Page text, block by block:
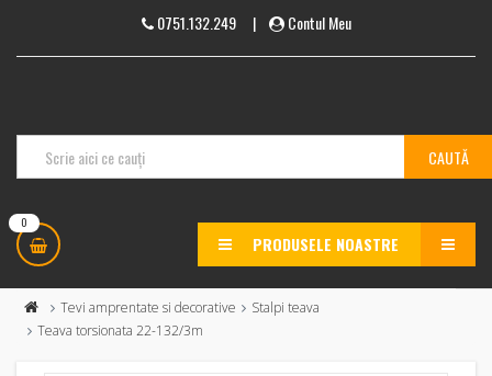
0751.132.249| Contul Meu
0
PRODUSELE NOASTRE MENU
Tevi amprentate si decorative
Stalpi teava
Teava torsionata 22-132/3m